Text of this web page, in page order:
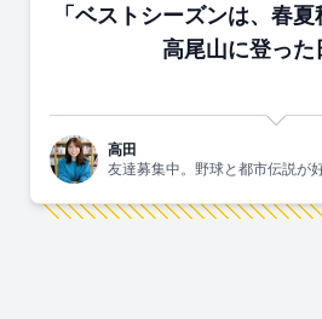
「ベストシーズンは、春
高尾山に登った
高田
友達募集中。野球と都市伝説が